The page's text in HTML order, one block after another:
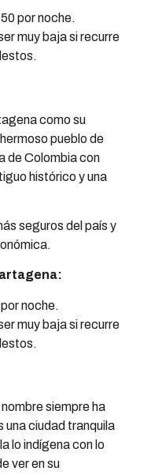
por noche.
muy baja si recurre
como su
pueblo de
de Colombia con
histórico y una
seguros del país y
noche.
muy baja si recurre
siempre ha
una ciudad tranquila
lo indígena con lo
ver en su